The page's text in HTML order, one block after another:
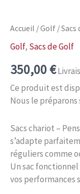
Accueil /Golf /Sacs
Golf, Sacs de Golf
350,00€
Ce produit est
Nous le
Sacs chariot –
s’adapte
réguliers comme
Un sac
vos performances